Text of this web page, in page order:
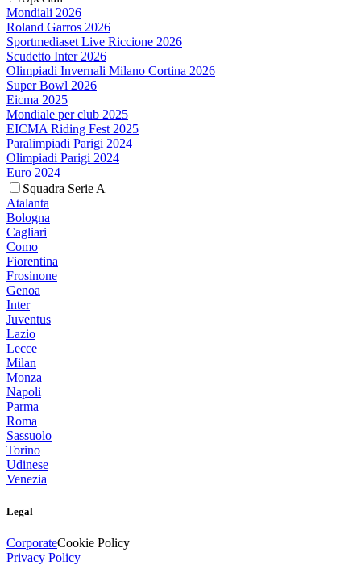
Mondiali 2026
Roland Garros 2026
Sportmediaset Live Riccione 2026
Scudetto Inter 2026
Olimpiadi Invernali Milano Cortina 2026
Super Bowl 2026
Eicma 2025
Mondiale per club 2025
EICMA Riding Fest 2025
Paralimpiadi Parigi 2024
Olimpiadi Parigi 2024
Euro 2024
Squadra Serie A
Atalanta
Bologna
Cagliari
Como
Fiorentina
Frosinone
Genoa
Inter
Juventus
Lazio
Lecce
Milan
Monza
Napoli
Parma
Roma
Sassuolo
Torino
Udinese
Venezia
Legal
CorporateCookie Policy
Privacy Policy